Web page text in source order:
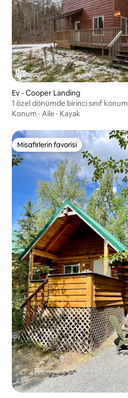
Ev - Cooper Landing
1 özel dönümde birinci sınıf konum
Konum · Aile · Kayak
Misafirlerin favorisi
Misafirlerin favorisi